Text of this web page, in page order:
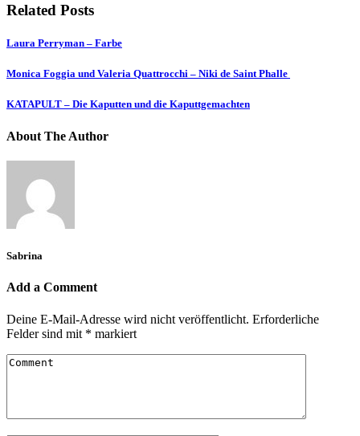
Related Posts
Laura Perryman – Farbe
Monica Foggia und Valeria Quattrocchi – Niki de Saint Phalle
KATAPULT – Die Kaputten und die Kaputtgemachten
About The Author
Sabrina
Add a Comment
Deine E-Mail-Adresse wird nicht veröffentlicht. Erforderliche
Felder sind mit * markiert